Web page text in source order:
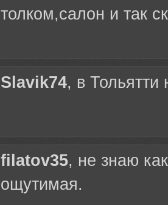
толком,салон и так
Slavik74, в
filatov35, не знаю
ощутимая.